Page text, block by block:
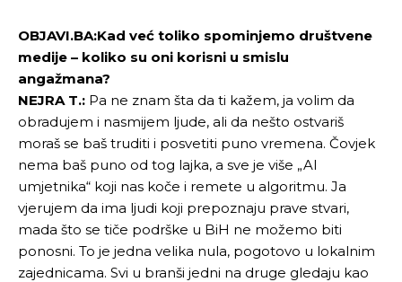
OBJAVI.BA:Kad već toliko spominjemo društvene
medije – koliko su oni korisni u smislu
angažmana?
NEJRA T.: Pa ne znam šta da ti kažem, ja volim da
obradujem i nasmijem ljude, ali da nešto ostvariš
moraš se baš truditi i posvetiti puno vremena. Čovjek
nema baš puno od tog lajka, a sve je više „AI
umjetnika“ koji nas koče i remete u algoritmu. Ja
vjerujem da ima ljudi koji prepoznaju prave stvari,
mada što se tiče podrške u BiH ne možemo biti
ponosni. To je jedna velika nula, pogotovo u lokalnim
zajednicama. Svi u branši jedni na druge gledaju kao